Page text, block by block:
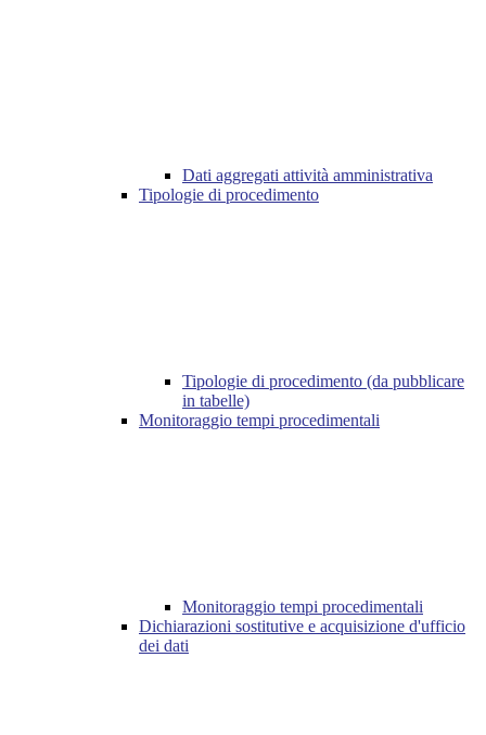
Dati aggregati attività amministrativa
Tipologie di procedimento
Tipologie di procedimento (da pubblicare
in tabelle)
Monitoraggio tempi procedimentali
Monitoraggio tempi procedimentali
Dichiarazioni sostitutive e acquisizione d'ufficio
dei dati